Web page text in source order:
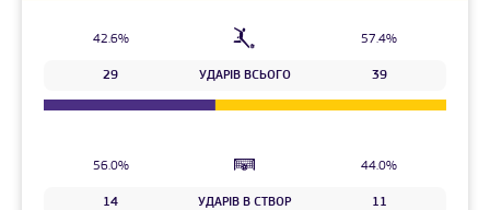
42.6% 57.4%
29 УДАРІВ ВСЬОГО 39
56.0% 44.0%
14 УДАРІВ В СТВОР 11